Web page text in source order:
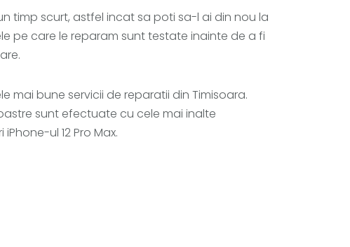
timp scurt, astfel incat sa poti sa-l ai din nou la
pe care le reparam sunt testate inainte de a fi
mai bune servicii de reparatii din Timisoara.
sunt efectuate cu cele mai inalte
ul 12 Pro Max.